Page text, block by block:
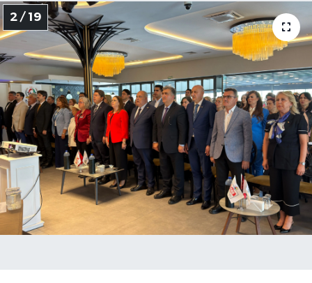
2 / 19